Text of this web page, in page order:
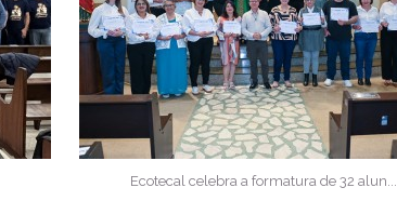
Ecotecal celebra a formatura de 32 alun...